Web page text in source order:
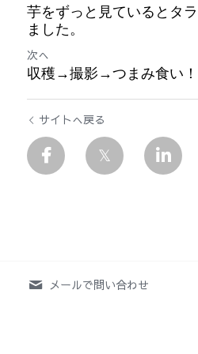
芋をずっと見ているとタ
ました。
次へ
収穫→撮影→つまみ食い！
サイトへ戻る
メールで問い合わせ